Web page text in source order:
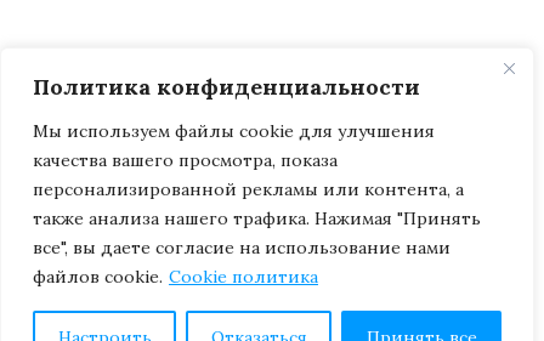
Политика конфиденциальности
Мы используем файлы cookie для улучшения
качества вашего просмотра, показа
персонализированной рекламы или контента, а
также анализа нашего трафика. Нажимая "Принять
все", вы даете согласие на использование нами
файлов cookie. Cookie политика
ДИРЕКТОР.